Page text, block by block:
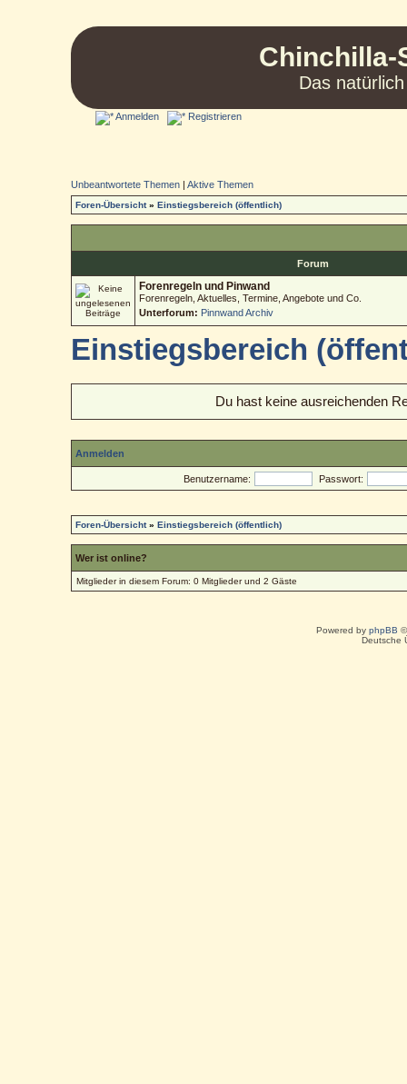
Chinchilla-
Das
Anmelden Registrieren
Unbeantwortete Themen |Aktive Themen
Foren-Übersicht»Einstiegsbereich (öffentlich)
Forum
Forenregeln und Pinwand
Forenregeln, Aktuelles, Termine, Angebote und Co.
Unterforum: Pinnwand Archiv
Einstiegsbereich
Du hast keine ausreichenden
Anmelden
Benutzername: Passwort:
Foren-Übersicht»Einstiegsbereich (öffentlich)
Wer ist online?
Mitglieder in diesem Forum: 0 Mitglieder und 2 Gäste
Powered by phpBB
Deutsche